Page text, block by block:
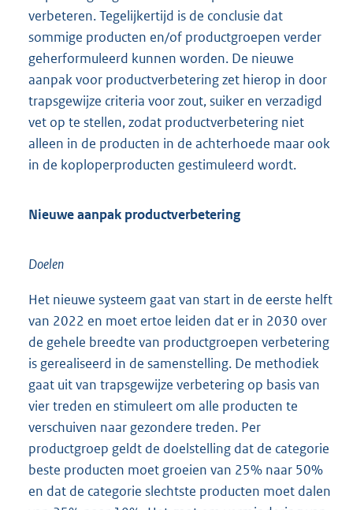
verbeteren. Tegelijkertijd is de conclusie dat
sommige producten en/of productgroepen verder
geherformuleerd kunnen worden. De nieuwe
aanpak voor productverbetering zet hierop in door
trapsgewijze criteria voor zout, suiker en verzadigd
vet op te stellen, zodat productverbetering niet
alleen in de producten in de achterhoede maar ook
in de koploperproducten gestimuleerd wordt.
Nieuwe aanpak productverbetering
Doelen
Het nieuwe systeem gaat van start in de eerste helft
van 2022 en moet ertoe leiden dat er in 2030 over
de gehele breedte van productgroepen verbetering
is gerealiseerd in de samenstelling. De methodiek
gaat uit van trapsgewijze verbetering op basis van
vier treden en stimuleert om alle producten te
verschuiven naar gezondere treden. Per
productgroep geldt de doelstelling dat de categorie
beste producten moet groeien van 25% naar 50%
en dat de categorie slechtste producten moet dalen